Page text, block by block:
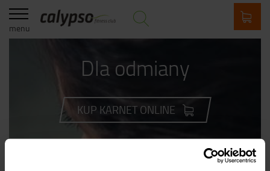
menu
Dla odmiany
KUP KARNET ONLINE